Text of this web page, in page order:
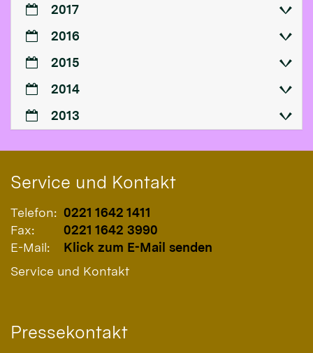
2017
2016
2015
2014
2013
Service und Kontakt
Telefon: 0221 1642 1411
Fax:
0221 1642 3990
E-Mail:
Klick zum E-Mail senden
Service und Kontakt
Pressekontakt